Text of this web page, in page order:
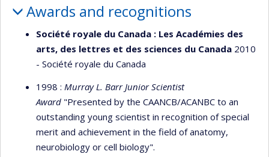
Awards and recognitions
Société royale du Canada : Les Académies des
arts, des lettres et des sciences du Canada 2010
- Société royale du Canada
1998 : Murray L. Barr Junior Scientist
Award "Presented by the CAANCB/ACANBC to an
outstanding young scientist in recognition of special
merit and achievement in the field of anatomy,
neurobiology or cell biology".